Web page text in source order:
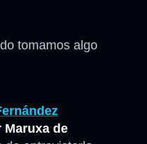
tomamos algo
Maruxa de